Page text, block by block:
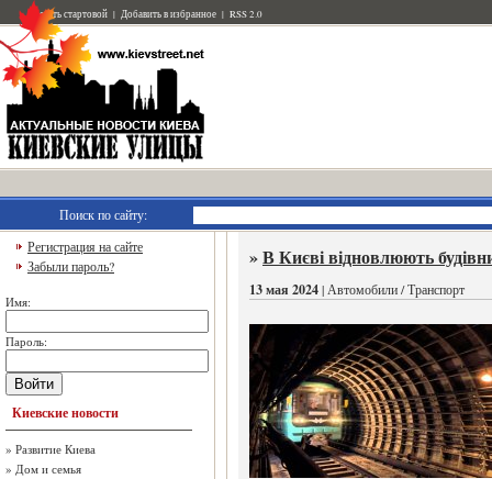
Сделать стартовой | Добавить в избранное | RSS 2.0
Поиск по сайту:
Регистрация на сайте
Забыли пароль?
Имя:
Пароль:
Войти
Киевские новости
» Развитие Киева
» Дом и семья
»В Києві відновлюють
13 мая 2024| Автомобили / Транспорт